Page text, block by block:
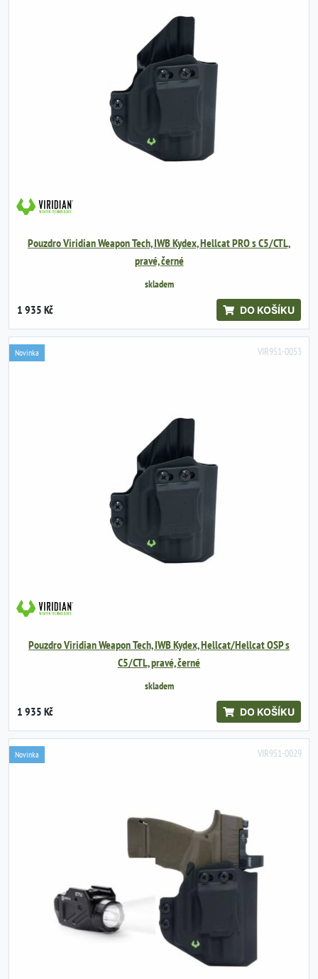
Pouzdro Viridian Weapon Tech, IWB Kydex, Hellcat PRO s C5/CTL,
pravé, černé
skladem
1 935 Kč DO KOŠÍKU
VIR951-0053
Novinka
Pouzdro Viridian Weapon Tech, IWB Kydex, Hellcat/Hellcat OSP s
C5/CTL, pravé, černé
skladem
1 935 Kč DO KOŠÍKU
VIR951-0029
Novinka